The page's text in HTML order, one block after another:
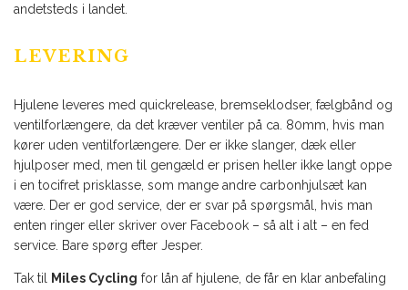
andetsteds i landet.
LEVERING
Hjulene leveres med quickrelease, bremseklodser, fælgbånd og
ventilforlængere, da det kræver ventiler på ca. 80mm, hvis man
kører uden ventilforlængere. Der er ikke slanger, dæk eller
hjulposer med, men til gengæld er prisen heller ikke langt oppe
i en tocifret prisklasse, som mange andre carbonhjulsæt kan
være. Der er god service, der er svar på spørgsmål, hvis man
enten ringer eller skriver over Facebook – så alt i alt – en fed
service. Bare spørg efter Jesper.
Tak til Miles Cycling for lån af hjulene, de får en klar anbefaling